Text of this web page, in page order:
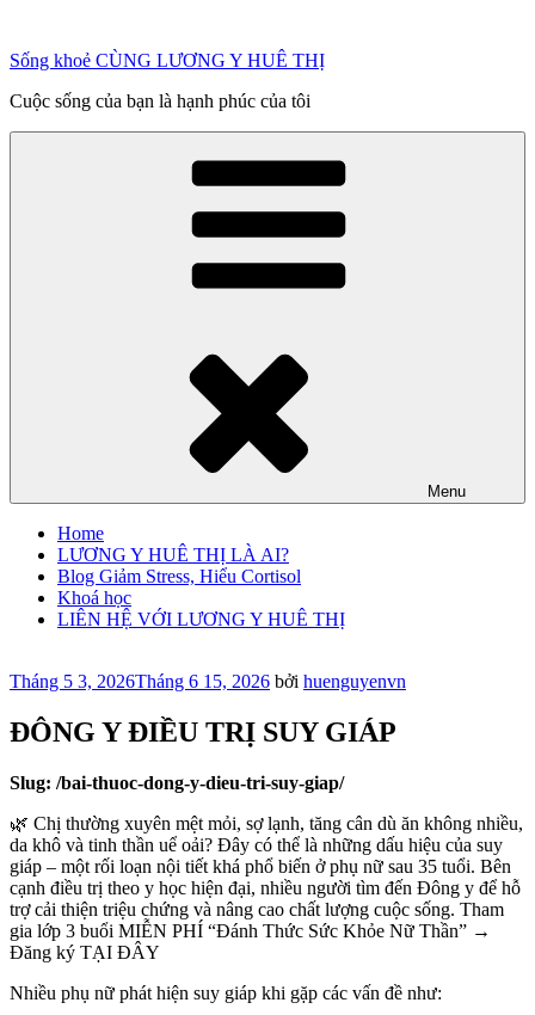
phần
dung
Sống khoẻ CÙNG LƯƠNG Y HUÊ THỊ
Cuộc sống của bạn là hạnh phúc của tôi
Menu
Home
LƯƠNG Y HUÊ THỊ LÀ AI?
Blog Giảm Stress, Hiểu Cortisol
Khoá học
LIÊN HỆ VỚI LƯƠNG Y HUÊ THỊ
Đăng
Tháng 5 3, 2026Tháng 6 15, 2026 bởi huenguyenvn
ĐÔNG Y ĐIỀU TRỊ SUY GIÁP
Slug: /bai-thuoc-dong-y-dieu-tri-suy-giap/
🌿 Chị thường xuyên mệt mỏi, sợ lạnh, tăng cân dù ăn không nhiều,
da khô và tinh thần uể oải? Đây có thể là những dấu hiệu của suy
giáp – một rối loạn nội tiết khá phổ biến ở phụ nữ sau 35 tuổi. Bên
cạnh điều trị theo y học hiện đại, nhiều người tìm đến Đông y để hỗ
trợ cải thiện triệu chứng và nâng cao chất lượng cuộc sống. Tham
gia lớp 3 buổi MIỄN PHÍ “Đánh Thức Sức Khỏe Nữ Thần” →
Đăng ký TẠI ĐÂY
Nhiều phụ nữ phát hiện suy giáp khi gặp các vấn đề như: